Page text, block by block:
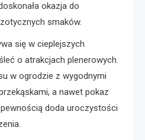
okazja do
smaków.
się w cieplejszych
o atrakcjach plenerowych.
w ogrodzie z wygodnymi
a nawet pokaz
doda uroczystości